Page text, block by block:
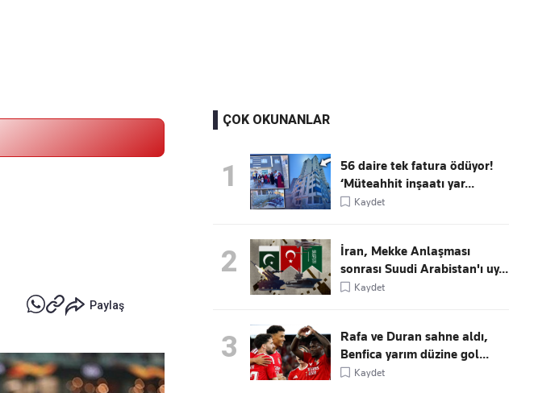
Paylaş
ÇOK OKUNANLAR
1
56 daire tek fatura ödüyor!
‘Müteahhit inşaatı yar...
Kaydet
2
İran, Mekke Anlaşması
sonrası Suudi Arabistan'ı uy...
Kaydet
3
Rafa ve Duran sahne aldı,
Benfica yarım düzine gol...
Kaydet